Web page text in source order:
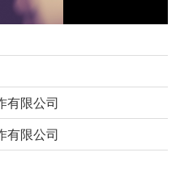
有限公司
有限公司